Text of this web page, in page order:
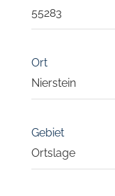
55283
Ort
Nierstein
Gebiet
Ortslage